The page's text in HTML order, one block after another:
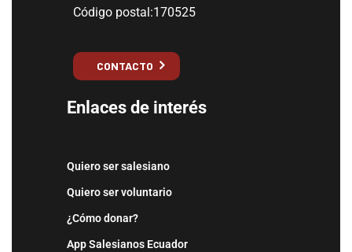
Código postal:170525
CONTACTO
Enlaces de interés
Quiero ser salesiano
Quiero ser voluntario
¿Cómo donar?
App Salesianos Ecuador